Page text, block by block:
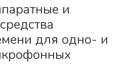
и
для одно- и